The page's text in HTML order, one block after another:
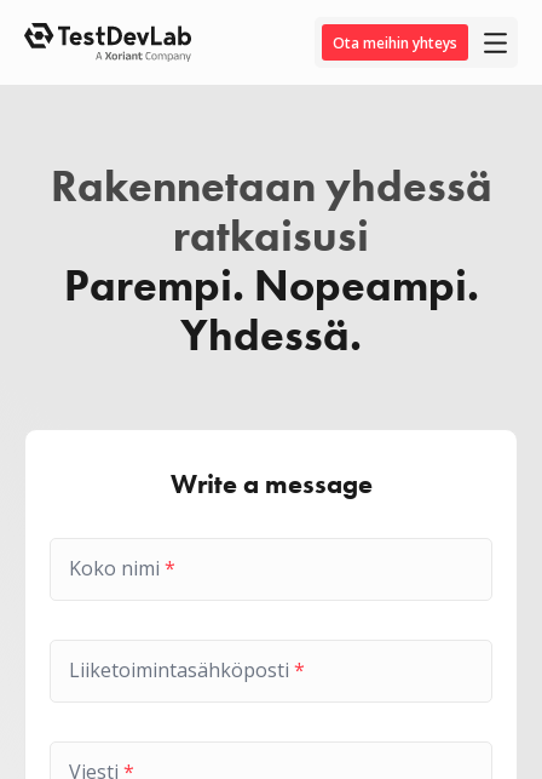
Ota meihin yhteys
Rakennetaan yhdessä
ratkaisusi
Parempi. Nopeampi.
Yhdessä.
Write a message
Koko nimi *
Liiketoimintasähköposti *
Viesti *